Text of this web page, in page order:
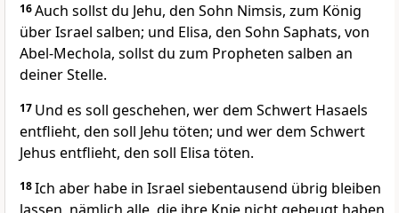
16Auch sollst du Jehu, den Sohn Nimsis, zum König
über Israel salben; und Elisa, den Sohn Saphats, von
Abel-Mechola, sollst du zum Propheten salben an
deiner Stelle.
17 Und es soll geschehen, wer dem Schwert Hasaels
entflieht, den soll Jehu töten; und wer dem Schwert
Jehus entflieht, den soll Elisa töten.
18Ich aber habe in Israel siebentausend übrig bleiben